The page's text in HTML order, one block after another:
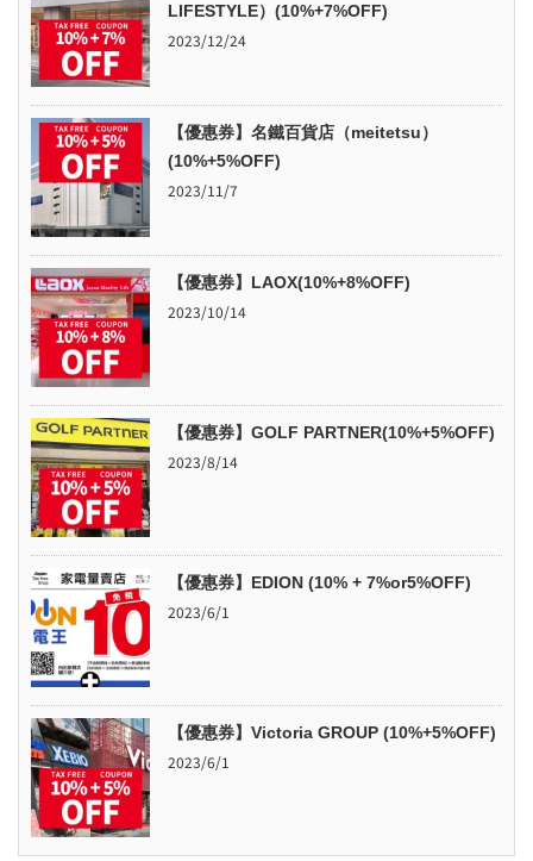
LIFESTYLE）(10%+7%OFF)
2023/12/24
【優惠券】名鐵百貨店（meitetsu）
(10%+5%OFF)
2023/11/7
【優惠券】LAOX(10%+8%OFF)
2023/10/14
【優惠券】GOLF PARTNER(10%+5%OFF)
2023/8/14
【優惠券】EDION (10% + 7%or5%OFF)
2023/6/1
【優惠券】Victoria GROUP (10%+5%OFF)
2023/6/1